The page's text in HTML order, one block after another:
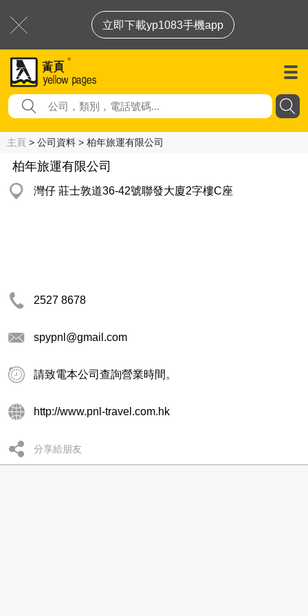
立即下載yp1083手機app
主頁 > 公司資料 > 柏年旅運有限公司
柏年旅運有限公司
灣仔 莊士敦道36-42號聯發大廈2字樓C座
2527 8678
spypnl@gmail.com
請致電本公司查詢營業時間。
http://www.pnl-travel.com.hk
分享給朋友